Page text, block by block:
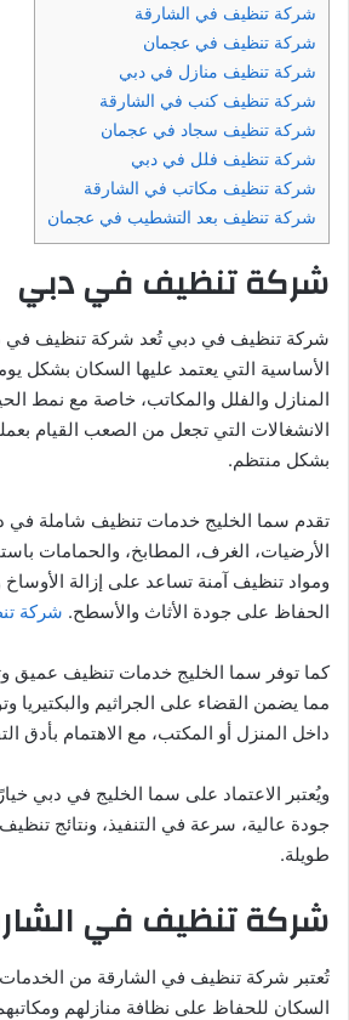
شركة تنظيف في الشارقة
شركة تنظيف في عجمان
شركة تنظيف منازل في دبي
شركة تنظيف كنب في الشارقة
شركة تنظيف سجاد في عجمان
شركة تنظيف فلل في دبي
شركة تنظيف مكاتب في الشارقة
شركة تنظيف بعد التشطيب في عجمان
شركة تنظيف في دبي
شركة تنظيف في دبي تُعد شركة تنظيف في
الأساسية التي يعتمد عليها السكان بشكل
المنازل والفلل والمكاتب، خاصة مع نمط
الانشغالات التي تجعل من الصعب القيام
بشكل منتظم.
تقدم سما الخليج خدمات تنظيف شاملة
الأرضيات، الغرف، المطابخ، والحمامات
ومواد تنظيف آمنة تساعد على إزالة
الحفاظ على جودة الأثاث والأسطح. شركة
كما توفر سما الخليج خدمات تنظيف عميق
مما يضمن القضاء على الجراثيم والبكتيريا
داخل المنزل أو المكتب، مع الاهتمام بأدق
ويُعتبر الاعتماد على سما الخليج في دبي
جودة عالية، سرعة في التنفيذ، ونتائج
طويلة.
شركة تنظيف في
تُعتبر شركة تنظيف في الشارقة من الخدمات
السكان للحفاظ على نظافة منازلهم